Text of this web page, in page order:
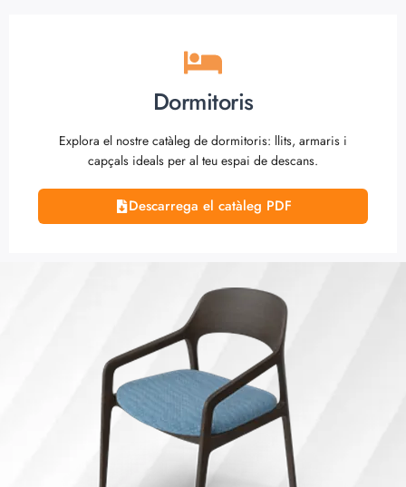
Dormitoris
Explora el nostre catàleg de dormitoris: llits, armaris i
capçals ideals per al teu espai de descans.
Descarrega el catàleg PDF